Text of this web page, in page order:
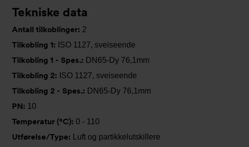
Tekniske data
Antall tilkoblinger: 2
Tilkobling 1: ISO 1127, sveiseende
Tilkobling 1 - Spes.: DN65-Dy 76,1mm
Tilkobling 2: ISO 1127, sveiseende
Tilkobling 2 - Spes.: DN65-Dy 76,1mm
PN: 10
Temperatur (°C): 0 - 110
Utførelse/Type: Luft og partikkelutskillere